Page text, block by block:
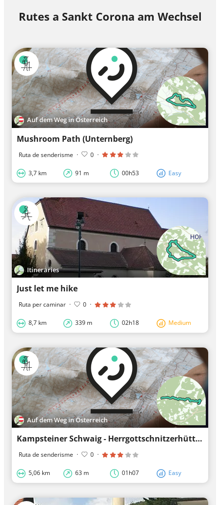
Rutes a Sankt Corona am Wechsel
Auf dem Weg in Österreich
Mushroom Path (Unternberg)
Ruta de senderisme · 0 ·
3,7 km 91 m 00h53 Easy
Itineraries
Just let me hike
Ruta per caminar · 0 ·
8,7 km 339 m 02h18 Medium
Auf dem Weg in Österreich
Kampsteiner Schwaig - Herrgottschnitzerhütte - Gasthof Hansl al Oad
Ruta de senderisme · 0 ·
5,06 km 63 m 01h07 Easy